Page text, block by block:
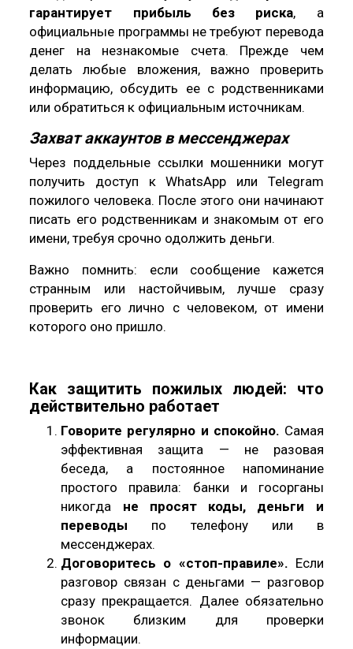
гарантирует прибыль без риска, а
официальные программы не требуют перевода
денег на незнакомые счета. Прежде чем
делать любые вложения, важно проверить
информацию, обсудить ее с родственниками
или обратиться к официальным источникам.
Захват аккаунтов в мессенджерах
Через поддельные ссылки мошенники могут
получить доступ к WhatsApp или Telegram
пожилого человека. После этого они начинают
писать его родственникам и знакомым от его
имени, требуя срочно одолжить деньги.
Важно помнить: если сообщение кажется
странным или настойчивым, лучше сразу
проверить его лично с человеком, от имени
которого оно пришло.
Как защитить пожилых людей: что
действительно работает
Говорите регулярно и спокойно. Самая
эффективная защита — не разовая
беседа, а постоянное напоминание
простого правила: банки и госорганы
никогда не просят коды, деньги и
переводы по телефону или в
мессенджерах.
Договоритесь о «стоп-правиле». Если
разговор связан с деньгами — разговор
сразу прекращается. Далее обязательно
звонок близким для проверки
информации.